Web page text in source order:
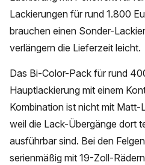
Lackierungen für rund 1.800
brauchen einen Sonder-
verlängern die Lieferzeit leicht.
Das Bi-Color-Pack für rund
Hauptlackierung mit einem
Kombination ist nicht mit Matt-
weil die Lack-Übergänge dort
ausführbar sind. Bei den
serienmäßig mit 19-Zoll-